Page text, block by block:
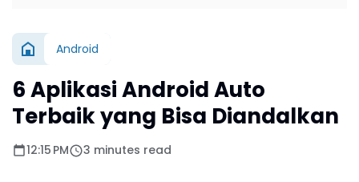
Android
6 Aplikasi Android Auto
Terbaik yang Bisa Diandalkan
12:15 PM 3 minutes read